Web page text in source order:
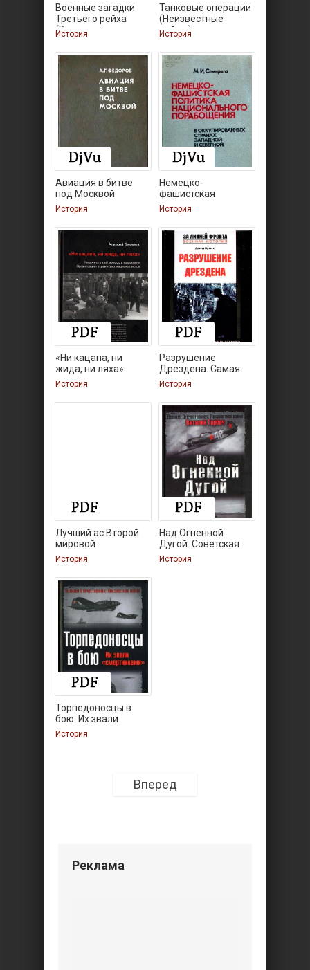
Военные загадки
Третьего рейха
(Военные
История
Танковые операции
(Неизвестные
войны)
История
Авиация в битве
под Москвой
История
Немецко-
фашистская
политика
История
«Ни кацапа, ни
жида, ни ляха».
История
Разрушение
Дрездена. Самая
История
Лучший ас Второй
мировой
История
Над Огненной
Дугой. Советская
авиация в
История
Торпедоносцы в
бою. Их звали
История
Вперед
Реклама